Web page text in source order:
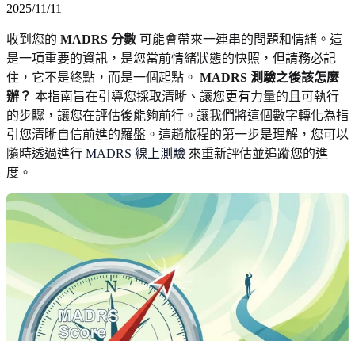
2025/11/11
收到您的 MADRS 分數 可能會帶來一連串的問題和情緒。這
是一項重要的資訊，是您當前情緒狀態的快照，但請務必記
住，它不是終點，而是一個起點。 MADRS 測驗之後該怎麼
辦？ 本指南旨在引導您採取清晰、讓您更有力量的且可執行
的步驟，讓您在評估後能夠前行。讓我們將這個數字轉化為指
引您清晰自信前進的羅盤。這趟旅程的第一步是理解，您可以
隨時透過進行 MADRS 線上測驗 來重新評估並追蹤您的進
度。